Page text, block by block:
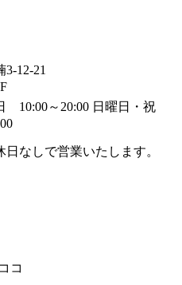
12-21
10:00～20:00 日曜日・祝
日なしで営業いたします。
コ